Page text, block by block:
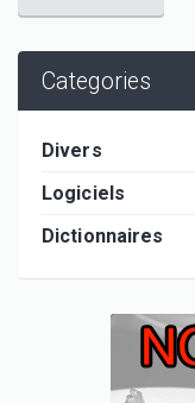
Categories
Divers
Logiciels
Dictionnaires